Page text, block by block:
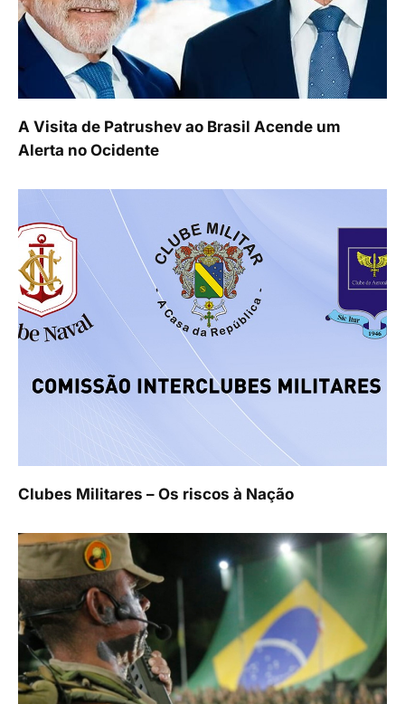
A Visita de Patrushev ao Brasil Acende um
Alerta no Ocidente
Clubes Militares – Os riscos à Nação